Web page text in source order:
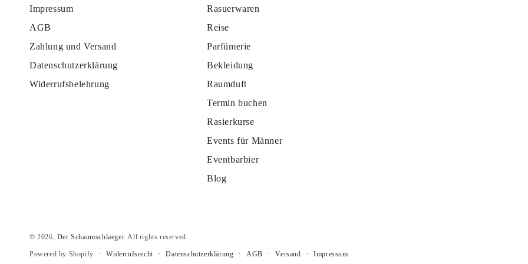
Impressum
AGB
Zahlung und Versand
Datenschutzerklärung
Widerrufsbelehrung
Rasuerwaren
Reise
Parfümerie
Bekleidung
Raumduft
Termin buchen
Rasierkurse
Events für Männer
Eventbarbier
Blog
© 2026, Der Schaumschlaeger. All rights reserved.
Powered by Shopify Widerrufsrecht Datenschutzerklärung AGB Versand Impressum